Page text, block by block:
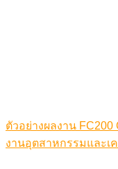
ตัวอย่างผลงาน FC200
งานอุตสาหกรรมและเ